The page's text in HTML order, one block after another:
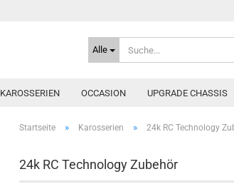
Alle
KAROSSERIEN OCCASION UPGRADE CHASSIS
Startseite » Karosserien » 24k RC Technology
24k RC Technology Zubehör